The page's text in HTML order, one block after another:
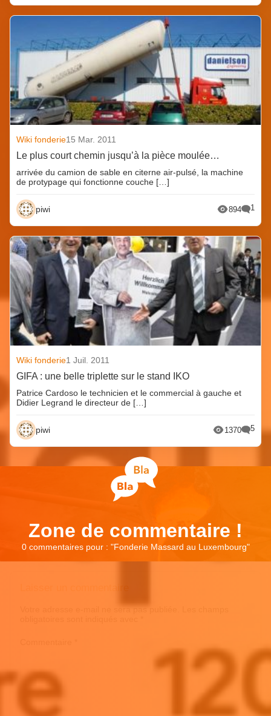
Wiki fonderie15 Mar. 2011
Le plus court chemin jusqu’à la pièce moulée…
arrivée du camion de sable en citerne air-pulsé, la machine
de protypage qui fonctionne couche […]
piwi 894 1
Wiki fonderie1 Juil. 2011
GIFA : une belle triplette sur le stand IKO
Patrice Cardoso le technicien et le commercial à gauche et
Didier Legrand le directeur de […]
piwi 1370 5
Zone de commentaire !
0 commentaires pour : "Fonderie Massard au Luxembourg"